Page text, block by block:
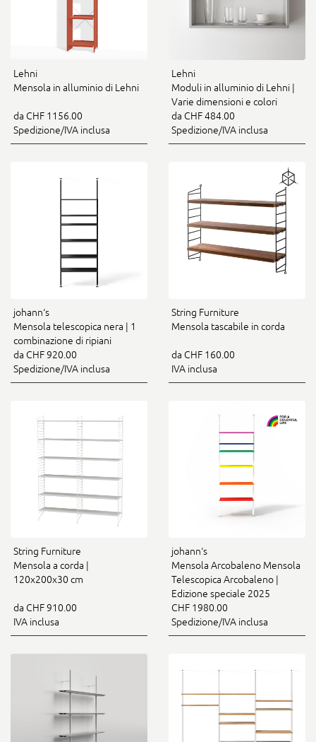
Lehni
Mensola in alluminio di Lehni
da CHF 1156.00
Spedizione/IVA inclusa
Lehni
Moduli in alluminio di Lehni |
Varie dimensioni e colori
da CHF 484.00
Spedizione/IVA inclusa
johann‘s
Mensola telescopica nera | 1
combinazione di ripiani
da CHF 920.00
Spedizione/IVA inclusa
String Furniture
Mensola tascabile in corda
da CHF 160.00
IVA inclusa
String Furniture
Mensola a corda |
120x200x30 cm
da CHF 910.00
IVA inclusa
johann‘s
Mensola Arcobaleno Mensola
Telescopica Arcobaleno |
Edizione speciale 2025
CHF 1980.00
Spedizione/IVA inclusa